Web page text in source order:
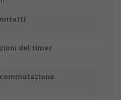
del timer